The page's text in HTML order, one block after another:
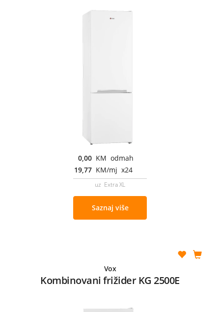
0,00 KM odmah
19,77 KM/mj x24
uz Extra XL
Saznaj više
Vox
Kombinovani frižider KG 2500E